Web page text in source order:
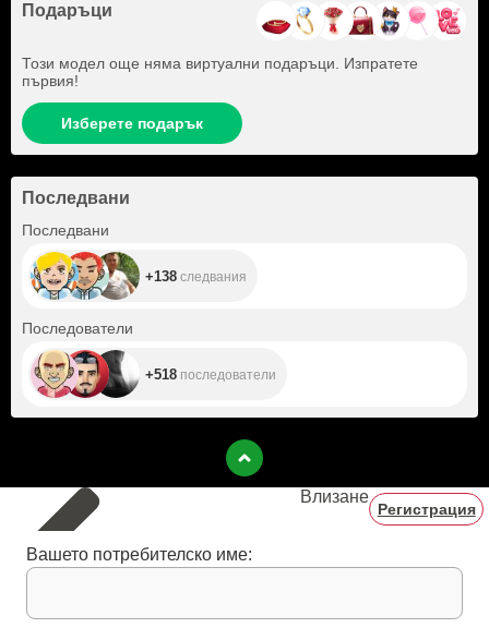
Подаръци
Този модел още няма виртуални подаръци. Изпратете
първия!
Изберете подарък
Последвани
Последвани
+138 следвания
Последователи
+518 последователи
Влизане
Регистрация
Вашето потребителско име: